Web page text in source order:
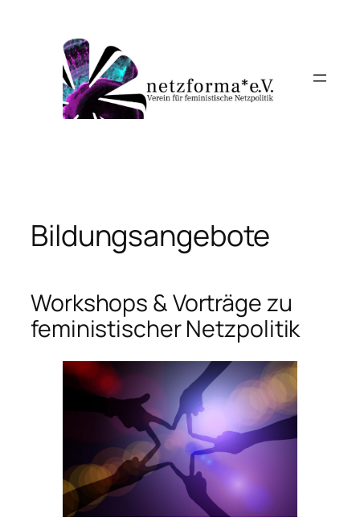
Bildungsangebote
Workshops & Vorträge zu
feministischer Netzpolitik